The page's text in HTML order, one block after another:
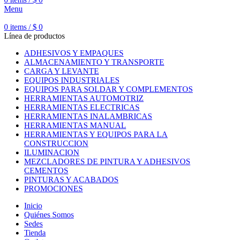
Menu
0 items / $ 0
Línea de productos
ADHESIVOS Y EMPAQUES
ALMACENAMIENTO Y TRANSPORTE
CARGA Y LEVANTE
EQUIPOS INDUSTRIALES
EQUIPOS PARA SOLDAR Y COMPLEMENTOS
HERRAMIENTAS AUTOMOTRIZ
HERRAMIENTAS ELECTRICAS
HERRAMIENTAS INALAMBRICAS
HERRAMIENTAS MANUAL
HERRAMIENTAS Y EQUIPOS PARA LA
CONSTRUCCION
ILUMINACION
MEZCLADORES DE PINTURA Y ADHESIVOS
CEMENTOS
PINTURAS Y ACABADOS
PROMOCIONES
Inicio
Quiénes Somos
Sedes
Tienda